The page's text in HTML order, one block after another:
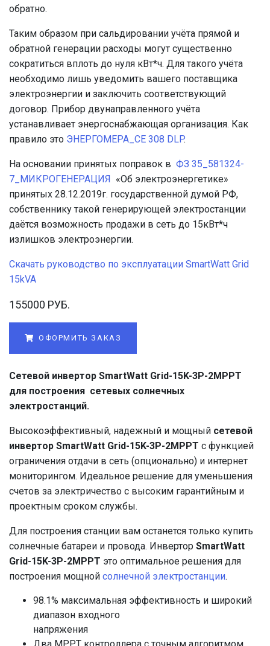
обратно.
Таким образом при сальдировании учёта прямой и
обратной генерации расходы могут существенно
сократиться вплоть до нуля кВт*ч. Для такого учёта
необходимо лишь уведомить вашего поставщика
электроэнергии и заключить соответствующий
договор. Прибор двунаправленного учёта
устанавливает энергоснабжающая организация. Как
правило это ЭНЕРГОМЕРА_CE 308 DLP.
На основании принятых поправок в ФЗ 35_581324-
7_МИКРОГЕНЕРАЦИЯ «Об электроэнергетике»
принятых 28.12.2019г. государственной думой РФ,
собственнику такой генерирующей электростанции
даётся возможность продажи в сеть до 15кВт*ч
излишков электроэнергии.
Скачать руководство по эксплуатации SmartWatt Grid
15kVA
155000 РУБ.
ОФОРМИТЬ ЗАКАЗ
Сетевой инвертор SmartWatt Grid-15K-3P-2MPPT
для построения сетевых солнечных
электростанций.
Высокоэффективный, надежный и мощный сетевой
инвертор SmartWatt Grid-15K-3P-2MPPT с функцией
ограничения отдачи в сеть (опционально) и интернет
мониторингом. Идеальное решение для уменьшения
счетов за электричество с высоким гарантийным и
проектным сроком службы.
Для построения станции вам останется только купить
солнечные батареи и провода. Инвертор SmartWatt
Grid-15K-3P-2MPPT это оптимальное решения для
построения мощной солнечной электростанции.
98.1% максимальная эффективность и широкий
диапазон входного
напряжения